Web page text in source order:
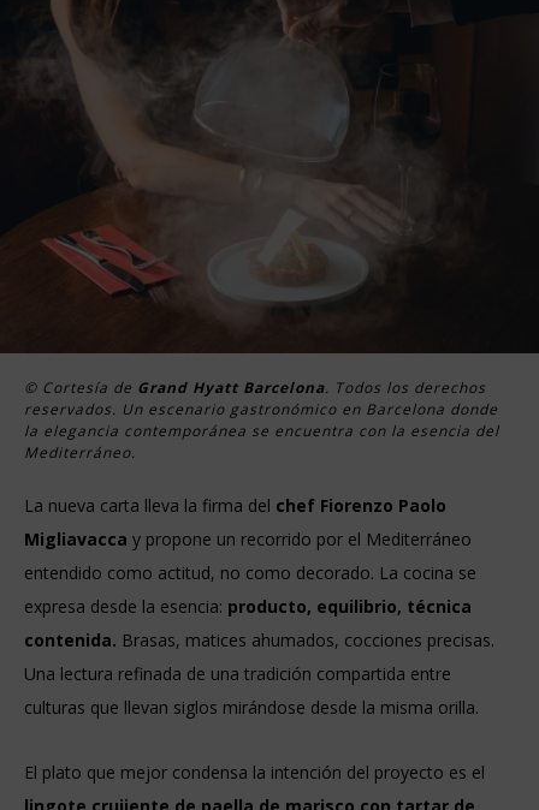
© Cortesía de Grand Hyatt Barcelona. Todos los derechos
reservados. Un escenario gastronómico en Barcelona donde
la elegancia contemporánea se encuentra con la esencia del
Mediterráneo.
La nueva carta lleva la firma del chef Fiorenzo Paolo
Migliavacca y propone un recorrido por el Mediterráneo
entendido como actitud, no como decorado. La cocina se
expresa desde la esencia: producto, equilibrio, técnica
contenida. Brasas, matices ahumados, cocciones precisas.
Una lectura refinada de una tradición compartida entre
culturas que llevan siglos mirándose desde la misma orilla.
El plato que mejor condensa la intención del proyecto es el